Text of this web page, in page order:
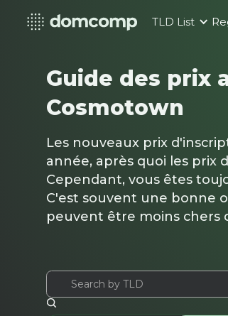
TLD List
Guide des prix
Cosmotown
Les nouveaux prix
année, après quoi les prix
Cependant, vous êtes
C'est souvent une bonne
peuvent être moins chers